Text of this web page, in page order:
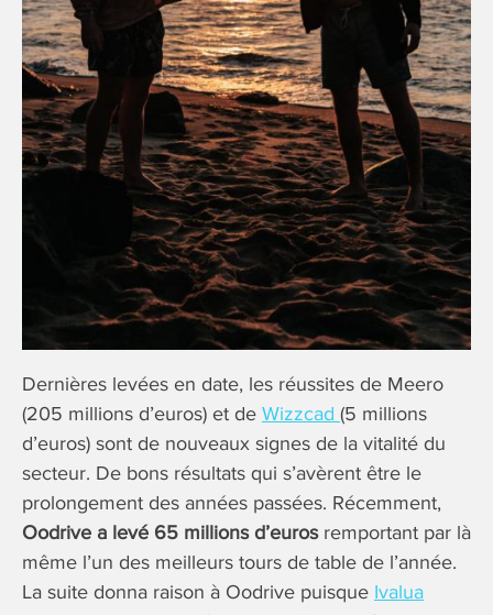
Dernières levées en date, les réussites de Meero
(205 millions d’euros) et de Wizzcad (5 millions
d’euros) sont de nouveaux signes de la vitalité du
secteur. De bons résultats qui s’avèrent être le
prolongement des années passées. Récemment,
Oodrive a levé 65 millions d’eurosremportant par là
même l’un des meilleurs tours de table de l’année.
La suite donna raison à Oodrive puisque Ivalua